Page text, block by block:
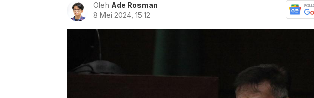
Oleh Ade Rosman
8 Mei 2024, 15:12